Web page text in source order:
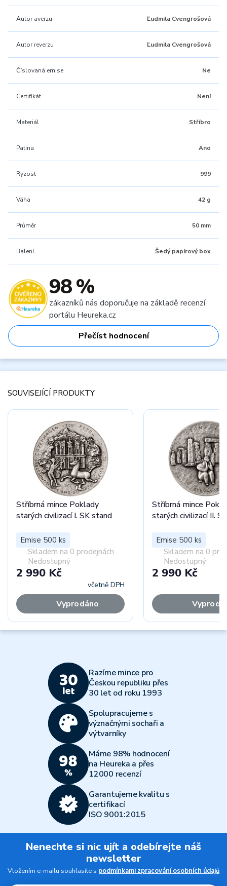
Autor averzu Ľudmila Cvengrošová
Autor reverzu Ľudmila Cvengrošová
Číslovaná emise Ne
Certifikát Není
Materiál Stříbro
Patina Ano
Ryzost 999
Váha 42 g
Průměr 50 mm
Balení Šedý papírový box
98 %
zákazníků nás doporučuje na základě recenzí
portálu Heureka.cz
Přečíst hodnocení
SOUVISEJÍCÍ PRODUKTY
Stříbrná mince Poklady
starých civilizací I. SK stand
Emise 500 ks
Skladem na 0 prodejnách
Nedostupný
2 990 Kč
včetně DPH
Vyprodáno
Stříbrná mince
starých civilizací II.
Emise 500 ks
Skladem na 0
Nedostupný
2 990 Kč
Razíme mince pro
Českou republiku přes
30 let od roku 1993
Spolupracujeme s
význačnými sochaři a
výtvarníky
Máme 98% hodnocení
na Heureka a přes
12000 recenzí
Garantujeme kvalitu s
certifikací
ISO 9001:2015
Nenechte si nic ujít a odebírejte náš
newsletter
Vložením e-mailu souhlasíte s podmínkami zpracování osobních údajů